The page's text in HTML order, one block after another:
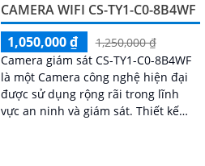
CAMERA WIFI CS-TY1-C0-8B4WF
1,050,000 ₫
1,250,000 ₫
Camera giám sát CS-TY1-C0-8B4WF
là một Camera công nghệ hiện đại
được sử dụng rộng rãi trong lĩnh
vực an ninh và giám sát. Thiết kế